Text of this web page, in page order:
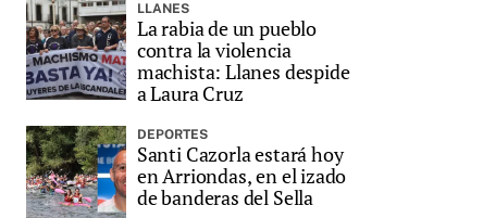
LLANES
La rabia de un pueblo
contra la violencia
machista: Llanes despide
a Laura Cruz
DEPORTES
Santi Cazorla estará hoy
en Arriondas, en el izado
de banderas del Sella